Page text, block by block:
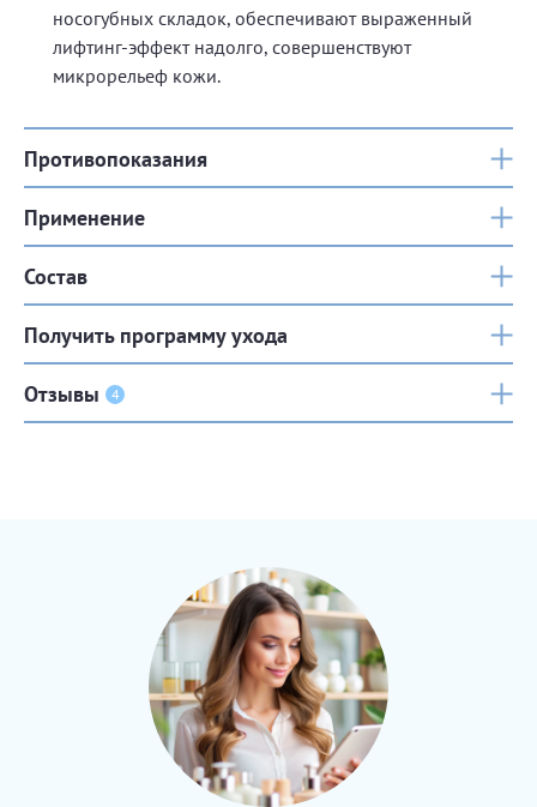
носогубных складок, обеспечивают выраженный
лифтинг-эффект надолго, совершенствуют
микрорельеф кожи.
Противопоказания
Применение
Состав
Получить программу ухода
Отзывы 4